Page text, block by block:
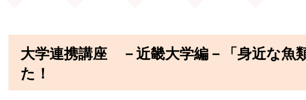
大学連携講座 －近畿大学編－「身近な魚
た！